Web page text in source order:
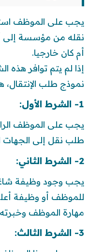
يجب على الموظف
نقله من مؤسسة إلى
أم كان خارجيا.
إذا لم يتم توافر
نموذج طلب
1- الشرط الأول:
يجب على الموظف
طلب نقل إلى الجهات
2- الشرط الثاني:
يجب وجود وظيفة
للموظف أو وظيفة
مهارة الموظف وخبرته
3- الشرط الثالث: